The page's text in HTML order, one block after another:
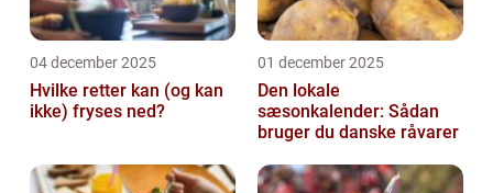
04 december 2025
Hvilke retter kan (og kan
ikke) fryses ned?
01 december 2025
Den lokale
sæsonkalender: Sådan
bruger du danske råvarer